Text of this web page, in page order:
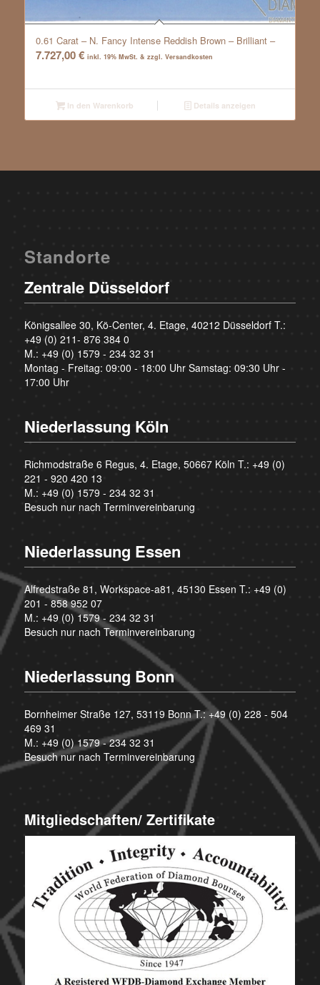
0.61 Carat – N. Fancy Intense Reddish Brown – Brilliant –
7.727,00€ inkl. 19% MwSt. & zzgl. Versandkosten
In den Warenkorb Details anzeigen
Standorte
Zentrale Düsseldorf
Königsallee 30, Kö-Center, 4. Etage, 40212 Düsseldorf T.:
+49 (0) 211- 876 384 0
M.: +49 (0) 1579 - 234 32 31
Montag - Freitag: 09:00 - 18:00 Uhr Samstag: 09:30 Uhr -
17:00 Uhr
Niederlassung Köln
Richmodstraße 6 Regus, 4. Etage, 50667 Köln T.: +49 (0)
221 - 920 420 13
M.: +49 (0) 1579 - 234 32 31
Besuch nur nach Terminvereinbarung
Niederlassung Essen
Alfredstraße 81, Workspace-a81, 45130 Essen T.: +49 (0)
201 - 858 952 07
M.: +49 (0) 1579 - 234 32 31
Besuch nur nach Terminvereinbarung
Niederlassung Bonn
Bornheimer Straße 127, 53119 Bonn T.:+49 (0) 228 - 504
469 31
M.: +49 (0) 1579 - 234 32 31
Besuch nur nach Terminvereinbarung
Mitgliedschaften/ Zertifikate